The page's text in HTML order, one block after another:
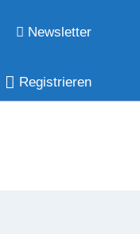
Newsletter
Registrieren